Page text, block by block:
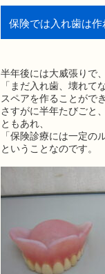
保険では入れ歯は
半年後には大威張りで
「まだ入れ歯、壊れて
スペアを作ることがで
さすがに半年たびごと
ともあれ、
「保険診療には一定の
ということなのです。